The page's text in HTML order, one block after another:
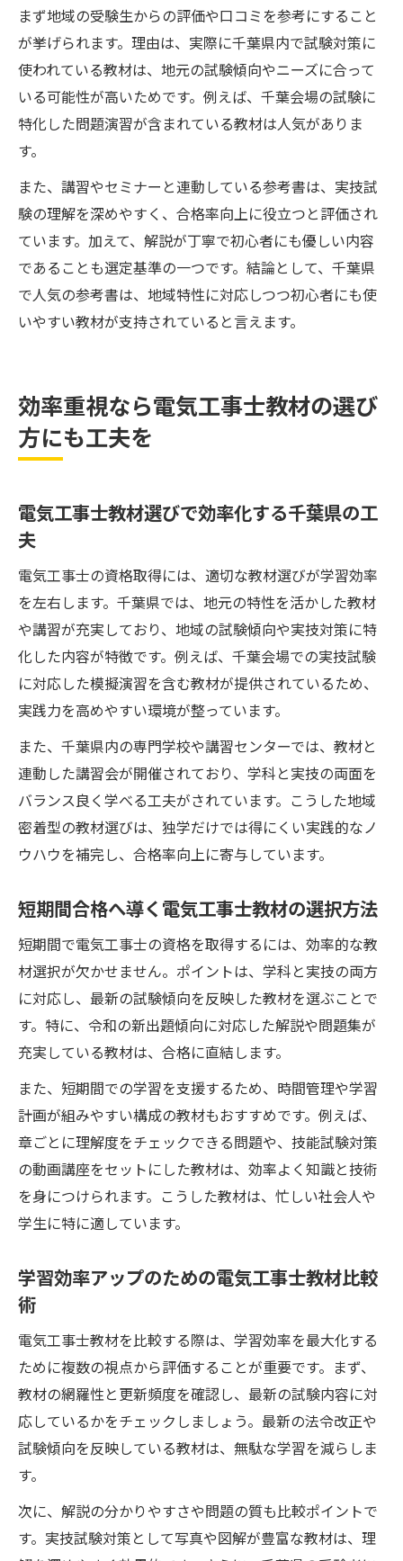
まず地域の受験生からの評価や口コミを参考にすること
が挙げられます。理由は、実際に千葉県内で試験対策に
使われている教材は、地元の試験傾向やニーズに合って
いる可能性が高いためです。例えば、千葉会場の試験に
特化した問題演習が含まれている教材は人気がありま
す。
また、講習やセミナーと連動している参考書は、実技試
験の理解を深めやすく、合格率向上に役立つと評価され
ています。加えて、解説が丁寧で初心者にも優しい内容
であることも選定基準の一つです。結論として、千葉県
で人気の参考書は、地域特性に対応しつつ初心者にも使
いやすい教材が支持されていると言えます。
効率重視なら電気工事士教材の選び
方にも工夫を
電気工事士教材選びで効率化する千葉県の工
夫
電気工事士の資格取得には、適切な教材選びが学習効率
を左右します。千葉県では、地元の特性を活かした教材
や講習が充実しており、地域の試験傾向や実技対策に特
化した内容が特徴です。例えば、千葉会場での実技試験
に対応した模擬演習を含む教材が提供されているため、
実践力を高めやすい環境が整っています。
また、千葉県内の専門学校や講習センターでは、教材と
連動した講習会が開催されており、学科と実技の両面を
バランス良く学べる工夫がされています。こうした地域
密着型の教材選びは、独学だけでは得にくい実践的なノ
ウハウを補完し、合格率向上に寄与しています。
短期間合格へ導く電気工事士教材の選択方法
短期間で電気工事士の資格を取得するには、効率的な教
材選択が欠かせません。ポイントは、学科と実技の両方
に対応し、最新の試験傾向を反映した教材を選ぶことで
す。特に、令和の新出題傾向に対応した解説や問題集が
充実している教材は、合格に直結します。
また、短期間での学習を支援するため、時間管理や学習
計画が組みやすい構成の教材もおすすめです。例えば、
章ごとに理解度をチェックできる問題や、技能試験対策
の動画講座をセットにした教材は、効率よく知識と技術
を身につけられます。こうした教材は、忙しい社会人や
学生に特に適しています。
学習効率アップのための電気工事士教材比較
術
電気工事士教材を比較する際は、学習効率を最大化する
ために複数の視点から評価することが重要です。まず、
教材の網羅性と更新頻度を確認し、最新の試験内容に対
応しているかをチェックしましょう。最新の法令改正や
試験傾向を反映している教材は、無駄な学習を減らしま
す。
次に、解説の分かりやすさや問題の質も比較ポイントで
す。実技試験対策として写真や図解が豊富な教材は、理